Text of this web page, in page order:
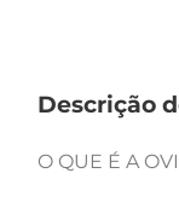
Descrição
O QUE É A